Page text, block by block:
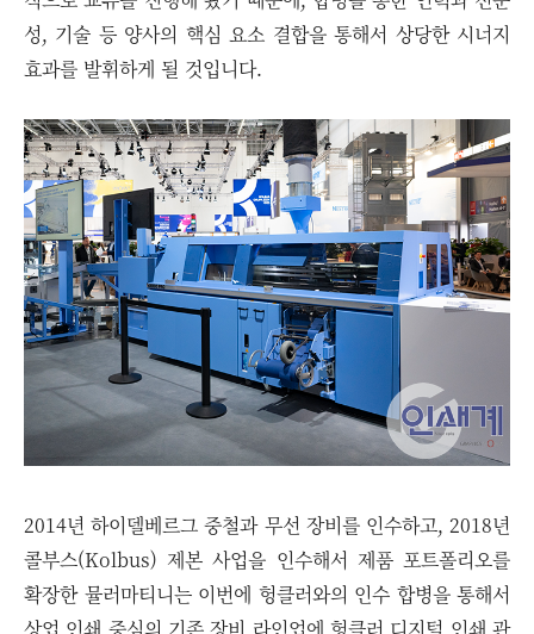
성, 기술 등 양사의 핵심 요소 결합을 통해서 상당한 시너지
효과를 발휘하게 될 것입니다.
2014년 하이델베르그 중철과 무선 장비를 인수하고, 2018년
콜부스(Kolbus) 제본 사업을 인수해서 제품 포트폴리오를
확장한 뮬러마티니는 이번에 헝클러와의 인수 합병을 통해서